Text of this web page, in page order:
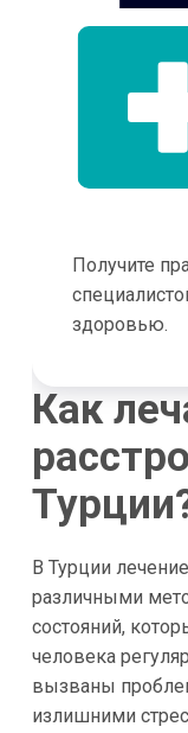
Получите
здоровью.
Как
В Турции
различными
состояний,
человека
вызваны
излишними